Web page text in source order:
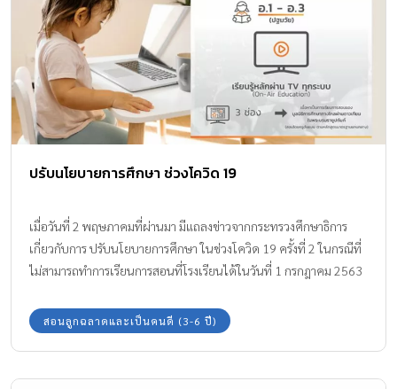
ปรับนโยบายการศึกษา ช่วงโควิด 19
เมื่อวันที่ 2 พฤษภาคมที่ผ่านมา มีแถลงข่าวจากกระทรวงศึกษาธิการ
เกี่ยวกับการ ปรับนโยบายการศึกษา ในช่วงโควิด 19 ครั้งที่ 2 ในกรณีที่
ไม่สามารถทำการเรียนการสอนที่โรงเรียนได้ในวันที่ 1 กรกฎาคม 2563
สอนลูกฉลาดและเป็นคนดี (3-6 ปี)